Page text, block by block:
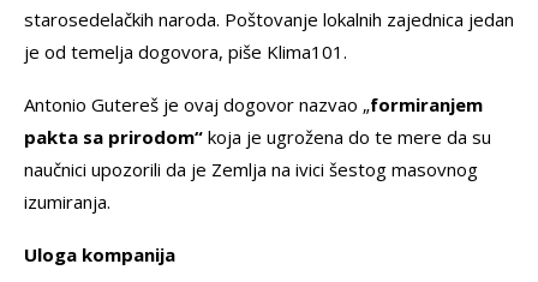
starosedelačkih naroda. Poštovanje lokalnih zajednica jedan
je od temelja dogovora, piše Klima101.
Antonio Gutereš je ovaj dogovor nazvao „formiranjem
pakta sa prirodom“ koja je ugrožena do te mere da su
naučnici upozorili da je Zemlja na ivici šestog masovnog
izumiranja.
Uloga kompanija